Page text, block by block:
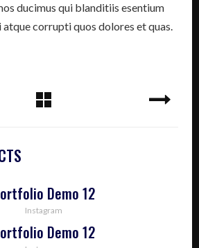
ducimus qui blanditiis esentium
corrupti quos dolores et quas.
Demo 12
Instagram
Demo 12